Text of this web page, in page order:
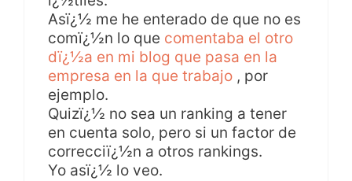
Asï¿½ me he enterado de que no es
comï¿½n lo que comentaba el otro
dï¿½a en mi blog que pasa en la
empresa en la que trabajo , por
ejemplo.
Quizï¿½ no sea un ranking a tener
en cuenta solo, pero si un factor de
correcciï¿½n a otros rankings.
Yo asï¿½ lo veo.